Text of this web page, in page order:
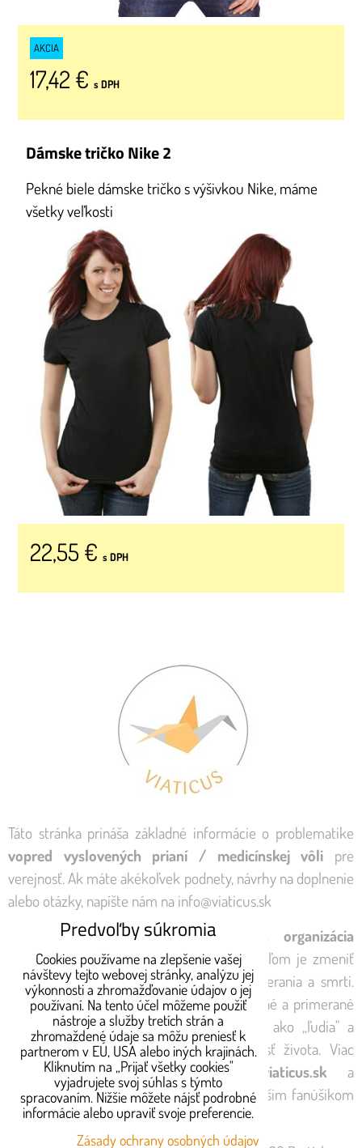
AKCIA
17,42 € s DPH
Dámske tričko Nike 2
Pekné biele dámske tričko s výšivkou Nike, máme
všetky veľkosti
22,55 € s DPH
Táto stránka prináša základné informácie o problematike
vopred vyslovených prianí / medicínskej vôli pre
verejnosť. Ak máte akékoľvek podnety, návrhy na doplnenie
alebo otázky, napíšte nám na info@viaticus.sk
Prevádzkovateľom webu jeNezisková organizácia
Viaticus, ktorá vznikla v roku 2016. Jej cieľom je zmeniť
ľahostajný postoj spoločnosti k téme zomierania a smrti.
Chce vrátiť téme umierania a smrti dôstojné a primerané
miesto v spoločnosti, aby ľudia zomierali ako „ľudia" a
akceptovali zomieranie a smrť ako súčasť života. Viac
informácií sa dozviete nawww.viaticus.ska
nawww.zomieranie.sk,alebo sa staňte našim fanúšikom
naFacebooku.
Predvoľby súkromia
Cookies používame na zlepšenie vašej
návštevy tejto webovej stránky, analýzu jej
výkonnosti a zhromažďovanie údajov o jej
používaní. Na tento účel môžeme použiť
nástroje a služby tretích strán a
zhromaždené údaje sa môžu preniesť k
partnerom v EÚ, USA alebo iných krajinách.
Kliknutím na „Prijať všetky cookies"
vyjadrujete svoj súhlas s týmto
spracovaním. Nižšie môžete nájsť podrobné
informácie alebo upraviť svoje preferencie.
Zásady ochrany osobných údajov